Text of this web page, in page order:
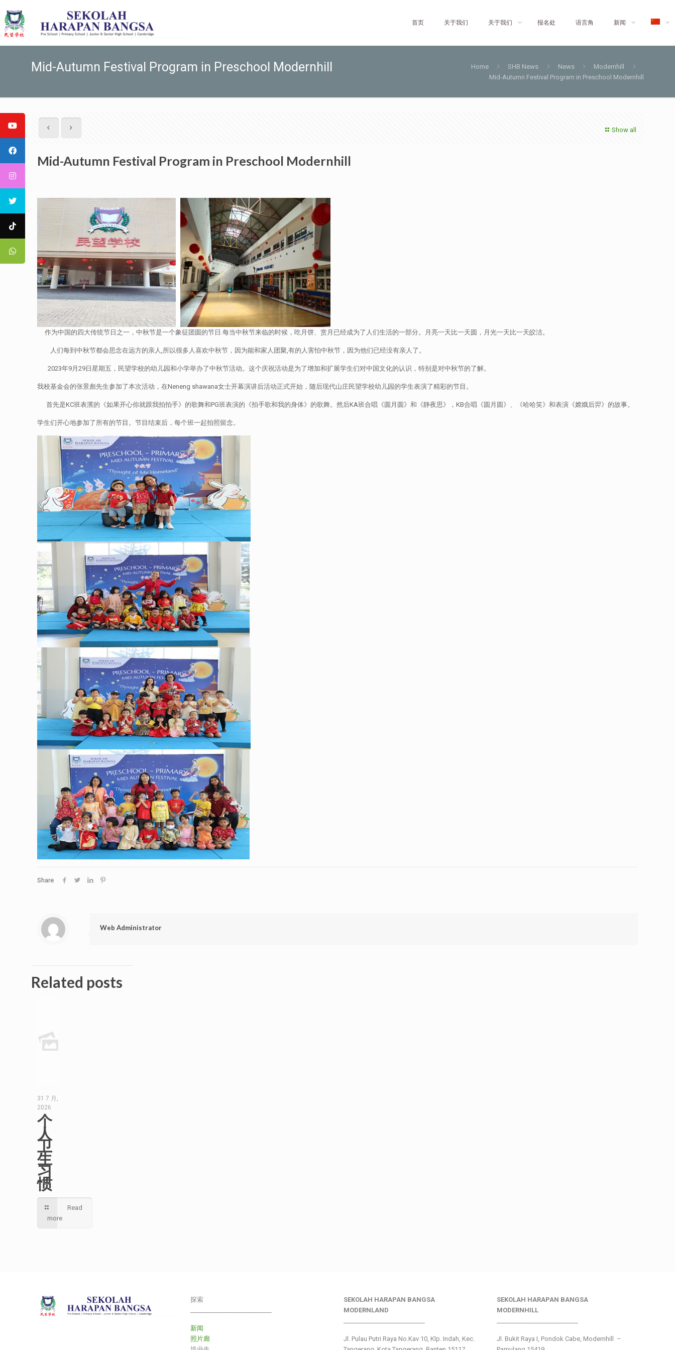
首页 关于我们 关于我们 报名处 语言角 新闻
Mid-Autumn Festival Program in Preschool Modernhill Home SHB News News
Modernhill
Mid-Autumn Festival Program in Preschool Modernhill
Show all
Mid-Autumn Festival Program in Preschool Modernhill
作为中国的四大传统节日之一，中秋节是一个象征团圆的节日.每当中秋节来临的时候，吃月饼、赏月已经成为了人们生活的一部分。月亮一天比一天圆，月光一天比一天皎洁。
人们每到中秋节都会思念在远方的亲人,所以很多人喜欢中秋节，因为能和家人团聚,有的人害怕中秋节，因为他们已经没有亲人了。
2023年9月29日星期五，民望学校的幼儿园和小学举办了中秋节活动。这个庆祝活动是为了增加和扩展学生们对中国文化的认识，特别是对中秋节的了解。
我校基金会的张景彪先生参加了本次活动，在Neneng shawana女士开幕演讲后活动正式开始，随后现代山庄民望学校幼儿园的学生表演了精彩的节目。
首先是KC班表濱的《如果开心你就跟我拍拍手》的歌舞和PG班表演的《拍手歌和我的身体》的歌舞。然后KA班合唱《圆月圆》和《静夜思》，KB合唱《圆月圆》、《哈哈笑》和表演《嫦娥后羿》的故事。
学生们开心地参加了所有的节目。节目结束后，每个班一起拍照留念。
Share
Web Administrator
Related posts
31 7 月,
2026
个
人
卫
生
习
惯
Read
more
探索
新闻
照片廊
SEKOLAH HARAPAN BANGSA
MODERNLAND
Jl. Pulau Putri Raya No.Kav 10, Klp. Indah, Kec.
SEKOLAH HARAPAN BANGSA
MODERNHILL
Jl. Bukit Raya I, Pondok Cabe, Modernhill –